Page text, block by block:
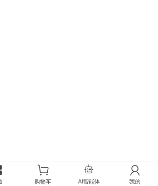
购物车 AI智能体 我的